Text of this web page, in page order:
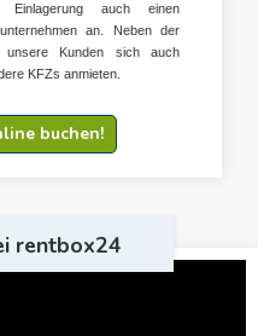
auch einen
an. Neben der
unsere Kunden sich auch
KFZs anmieten.
buchen!
rentbox24